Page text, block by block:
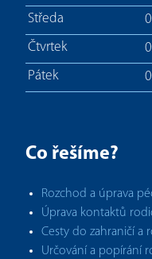
Středa
Čtvrtek
Pátek
Co řešíme?
Rozchod a úprava
Úprava kontaktů
Cesty do zahraničí a
Určování a popírání